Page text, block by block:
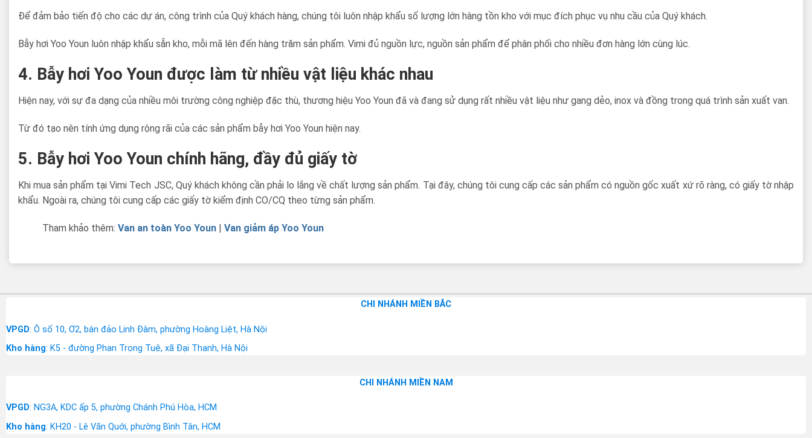
Để đảm bảo tiến độ cho các dự án, công trình của Quý khách hàng, chúng tôi luôn nhập khẩu số lượng lớn hàng tồn kho với mục đích phục vụ nhu cầu của Quý khách.
Bẫy hơi Yoo Youn luôn nhập khẩu sẵn kho, mỗi mã lên đến hàng trăm sản phẩm. Vimi đủ nguồn lực, nguồn sản phẩm để phân phối cho nhiều đơn hàng lớn cùng lúc.
4. Bẫy hơi Yoo Youn được làm từ nhiều vật liệu khác nhau
Hiện nay, với sự đa dạng của nhiều môi trường công nghiệp đặc thù, thương hiệu Yoo Youn đã và đang sử dụng rất nhiều vật liệu như gang dẻo, inox và đồng trong quá trình sản xuất van.
Từ đó tạo nên tính ứng dụng rộng rãi của các sản phẩm bẫy hơi Yoo Youn hiện nay.
5. Bẫy hơi Yoo Youn chính hãng, đầy đủ giấy tờ
Khi mua sản phẩm tại Vimi Tech JSC, Quý khách không cần phải lo lắng về chất lượng sản phẩm. Tại đây, chúng tôi cung cấp các sản phẩm có nguồn gốc xuất xứ rõ ràng, có giấy tờ nhập
khẩu. Ngoài ra, chúng tôi cung cấp các giấy tờ kiểm định CO/CQ theo từng sản phẩm.
Tham khảo thêm: Van an toàn Yoo Youn | Van giảm áp Yoo Youn
CHI NHÁNH MIỀN BẮC
VPGD: Ô số 10, Ơ2, bán đảo Linh Đàm, phường Hoàng Liệt, Hà Nội
Kho hàng: K5 - đường Phan Trọng Tuệ, xã Đại Thanh, Hà Nội
CHI NHÁNH MIỀN NAM
VPGD: NG3A, KDC ấp 5, phường Chánh Phú Hòa, HCM
Kho hàng: KH20 - Lê Văn Quới, phường Bình Tân, HCM